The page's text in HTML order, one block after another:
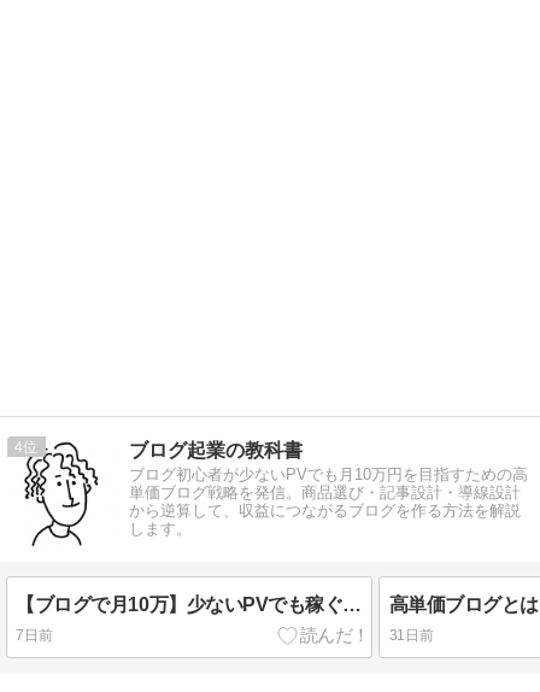
4 ブログ起業の教科書
ブログ初心者が少ないPVでも月10万円を目指すための高
単価ブログ戦略を発信。商品選び・記事設計・導線設計
から逆算して、収益につながるブログを作る方法を解説
します。
【ブログで月10万】少ないPVでも稼ぐ！初心者向け高単価ブログ戦略3ステップ
7日前 31日前